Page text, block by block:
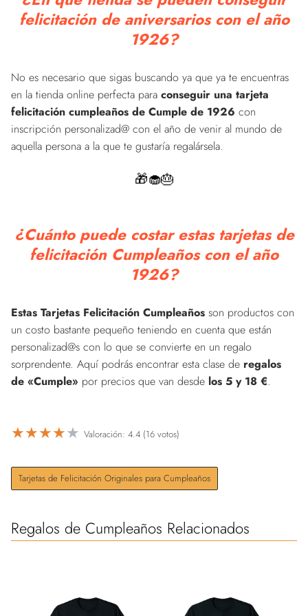
felicitación de aniversarios con el año
1926?
No es necesario que sigas buscando ya que ya te encuentras
en la tienda online perfecta para conseguir una tarjeta
felicitación cumpleaños de Cumple de 1926 con
inscripción personalizad@ con el año de venir al mundo de
aquella persona a la que te gustaría regalársela.
🎁🧁🎂
¿Cuánto puede costar estas tarjetas de
felicitación Cumpleaños con el año
1926?
Estas Tarjetas Felicitación Cumpleaños son productos con
un costo bastante pequeño teniendo en cuenta que están
personalizad@s con lo que se convierte en un regalo
sorprendente. Aquí podrás encontrar esta clase de regalos
de «Cumple» por precios que van desde los 5 y 18 €.
★★★★★ Valoración: 4.4 (16 votos)
Tarjetas de Felicitación Originales para Cumpleaños
Regalos de Cumpleaños Relacionados